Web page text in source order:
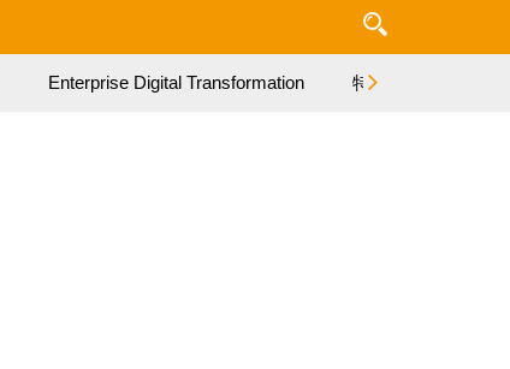
Enterprise Digital Transformation 特集